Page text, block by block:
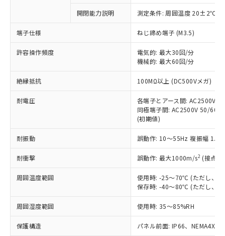
開閉能力説明 測定条件: 周囲温度 20±2℃、
端子仕様 ねじ締め端子 (M3.5)
許容操作頻度
電気的: 最大30回/分
機械的: 最大60回/分
絶縁抵抗 100MΩ以上 (DC500Vメガ)
耐電圧
各端子とアース間: AC2500V
同極端子間: AC2500V 50/
(初期値)
耐振動 誤動作: 10～55Hz 複振幅
耐衝撃 誤動作: 最大1000m/s2 (接点
周囲温度範囲
使用時: -25～70℃ (ただし、氷
保存時: -40～80℃ (ただし、氷
周囲湿度範囲 使用時: 35～85%RH
保護構造 パネル前面: IP66、NEMA4X,
以下の条件をお読みいただき、同意のうえ
ご利用ください。
本サービスは、当社制御機器事業取扱
商品の当社在庫状況および標準価格
当社制御機器事業取扱商品の中には、
本サービスの対象外となる商品もある
ことをご了承ください。
在庫状況および標準価格照会結果は、
記載している更新日時点での社内デー
タに基づき作成されるものであり、閲
覧された時点での実際の在庫および標
準価格とは異なる場合があることをご
正式な納期状況および標準価格はお客
様のお取引先、またはお客様担当のオ
ムロン制御機器販売店・当社販売員に
オムロン制御機器販売店や当社販売拠
対応予定なし：EU RoHS指令（10物質）の
非含有に非対応の商品で、対応品を出す予
定はありません。
調査・確認中：EU RoHS指令（10物質）の
非含有の対応状況を調査中または確認中の
非該当品：ライセンス料など無形物で、有
害物質有無と関係のない商品です。
いたものが、含有品と判明した場合などや
むを得ず変更することがあります。
六価クロム(Cr(Ⅵ)) 1000ppm以下、ポリ臭化ビフェニル
類(PBB) 1000ppm以下、ポリ臭化ジフェニルエーテル類
(PBDE) 1000ppm以下、フタル酸ビス(2-エチルヘキシ
ル) (DEHP)(別名：DOP) 1000ppm以下、フタル酸ブチ
ルベンジル（BBP） 1000ppm以下、フタル酸ジブチル
（DBP） 1000ppm以下、フタル酸ジイソブチル
(DIBP) 1000ppm以下
フタル酸エステル類の４物質については閾値を超える意
※1 中国RoHS○×表
「○」：最大均質材料含有率が中国RoHSの
基準値以下であることを示します。
「×」：最大均質材料含有率が中国RoHSの
基準値を超えていることを示します。
「－」：未確認です。当社販売部門へお問
*中国RoHS10物質の基準値 (GB/T26572)：
Pb(鉛) :1000ppm、 Hg(水銀) : 1000ppm、 Cd(カドミウ
Cr(Ⅵ)(六価クロム) : 1000ppm、 PBBs(ポリ臭化ビフェ
ニル類) : 1000ppm、 PBDEs(ポリ臭化ジフェニルエーテ
DBP(フタル酸ジブチル) : 1000ppm、 DIBP(フタル酸ジ
イソブチル) : 1000ppm、 BBP(フタル酸ブチルベンジ
ル) : 1000ppm、
DEHP(フタル酸ビス(2-エチルヘキシル)) : 1000ppm
当社は、これら貴社製品のうち、外国
為替および外国貿易法に定める商品
（以下｢規制貨物等」という）を輸出
または国外への提供する場合は、日本
国政府の輸出許可(または役務取引許
可)を取得するなどの必要な手続きを
当社は規制貨物を破棄する場合は、完
全に破砕するなど、違法に輸出されな
いよう必要な手段を講じます。
ル、化学兵器、生物兵器またはその他
○ 一定数以上の在庫あり
一定数には満たないが在庫あり
在庫なし(最新の在庫状況につ